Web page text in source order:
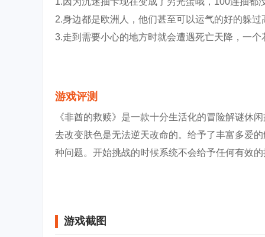
2.身边都是欧洲人，他们甚至可以运气的好的躲
3.走到需要小心的地方时就会遭遇死亡天降，一
游戏评测
《非酋的救赎》是一款十分生活化的冒险解谜休
去改变肤色是无法逆天改命的。给予了丰富多爱
种问题。开始挑战的时候系统不会给予任何有效
游戏截图